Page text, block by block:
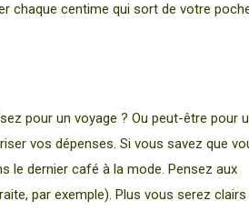
chaque centime qui sort de votre
pour un voyage ? Ou peut-être pour
vos dépenses. Si vous savez que
le dernier café à la mode. Pensez aux
par exemple). Plus vous serez clairs